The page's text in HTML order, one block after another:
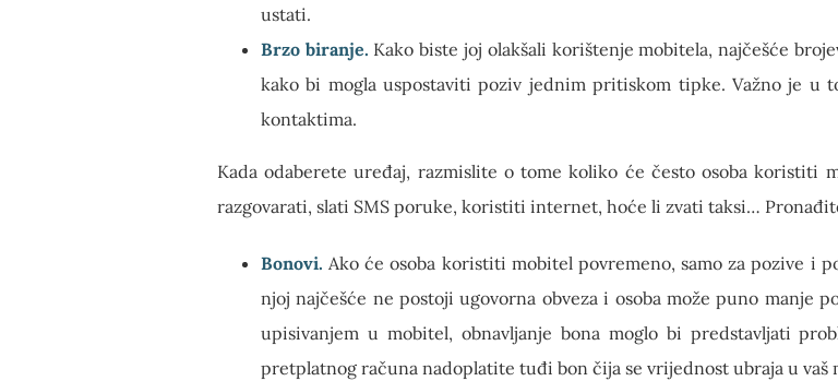
ustati.
Brzo biranje. Kako biste joj olakšali korištenje mobitela, najčešće
kako bi mogla uspostaviti poziv jednim pritiskom tipke. Važno je u
kontaktima.
Kada odaberete uređaj, razmislite o tome koliko će često osoba
razgovarati, slati SMS poruke, koristiti internet, hoće li zvati taksi…
Bonovi. Ako će osoba koristiti mobitel povremeno, samo za pozive i
njoj najčešće ne postoji ugovorna obveza i osoba može puno manje
upisivanjem u mobitel, obnavljanje bona moglo bi predstavljati
pretplatnog računa nadoplatite tuđi bon čija se vrijednost ubraja u